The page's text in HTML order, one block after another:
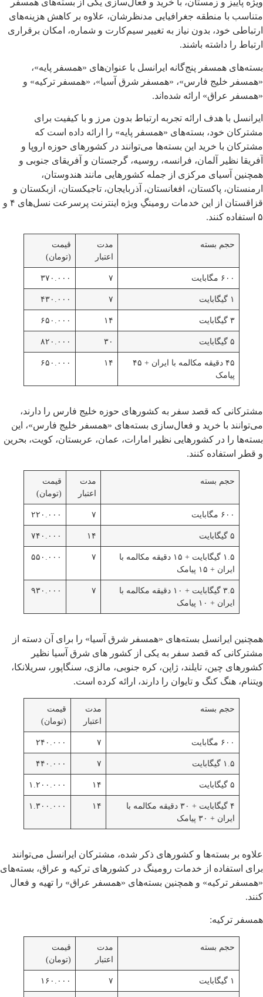
ویژه پاییز و زمستان، با خرید و فعال‌سازی یکی از بسته‌های همسفر
متناسب با منطقه جغرافیایی مدنظرشان، علاوه بر کاهش هزینه‌های
ارتباطی خود، بدون نیاز به تغییر سیم‌کارت و شماره، امکان برقراری
ارتباط را داشته باشند.
بسته‌های همسفر پنج‌گانه ایرانسل با عنوان‌های «همسفر پایه»،
«همسفر خلیج فارس»، «همسفر شرق آسیا»، «همسفر ترکیه» و
«همسفر عراق» ارائه شده‌اند.
ایرانسل با هدف ارائه تجربه ارتباط بدون مرز و با کیفیت برای
مشترکان خود، بسته‌های «همسفر پایه» را ارائه داده است که
مشترکان با خرید این بسته‌ها می‌توانند در کشورهای حوزه اروپا و
آفریقا نظیر آلمان، فرانسه، روسیه، گرجستان و آفریقای جنوبی و
همچنین آسیای مرکزی از جمله کشورهایی مانند هندوستان،
ارمنستان، پاکستان، افغانستان، آذربایجان، تاجیکستان، ازبکستان و
قزاقستان از این خدمات رومینگِ ویژه اینترنت پرسرعت نسل‌های ۴ و
۵ استفاده کنند.
حجم بسته
مدت
اعتبار
قیمت
(تومان)
۶۰۰ مگابایت ۷ ۳۷۰.۰۰۰
۱ گیگابایت ۷ ۴۳۰.۰۰۰
۳ گیگابایت ۱۴ ۶۵۰.۰۰۰
۵ گیگابایت ۳۰ ۸۲۰.۰۰۰
۴۵ دقیقه مکالمه با ایران + ۴۵
پیامک
۱۴ ۶۵۰.۰۰۰
مشترکانی که قصد سفر به کشورهای حوزه خلیج فارس را دارند،
می‌توانند با خرید و فعال‌سازی بسته‌های «همسفر خلیج فارس»، این
بسته‌ها را در کشورهایی نظیر امارات، عمان، عربستان، کویت، بحرین
و قطر استفاده کنند.
حجم بسته
مدت
اعتبار
قیمت
(تومان)
۶۰۰ مگابایت ۷ ۲۲۰.۰۰۰
۵ گیگابایت ۱۴ ۷۴۰.۰۰۰
۱.۵ گیگابایت + ۱۵ دقیقه مکالمه با
ایران + ۱۵ پیامک
۷ ۵۵۰.۰۰۰
۳.۵ گیگابایت + ۱۰ دقیقه مکالمه با
ایران + ۱۰ پیامک
۷ ۹۳۰.۰۰۰
همچنین ایرانسل بسته‌های «همسفر شرق آسیا» را برای آن دسته از
مشترکانی که قصد سفر به یکی از کشور های شرق آسیا نظیر
کشورهای چین، تایلند، ژاپن، کره جنوبی، مالزی، سنگاپور، سریلانکا،
ویتنام، هنگ کنگ و تایوان را دارند، ارائه کرده است.
حجم بسته
مدت
اعتبار
قیمت
(تومان)
۶۰۰ مگابایت ۷ ۲۴۰.۰۰۰
۱.۵ گیگابایت ۷ ۴۴۰.۰۰۰
۵ گیگابایت ۱۴ ۱.۲۰۰.۰۰۰
۴ گیگابایت + ۳۰ دقیقه مکالمه با
ایران + ۳۰ پیامک
۱۴ ۱.۳۰۰.۰۰۰
علاوه بر بسته‌ها و کشورهای ذکر شده، مشترکان ایرانسل می‌توانند
برای استفاده از خدمات رومینگ در کشورهای ترکیه و عراق، بسته‌های
«همسفر ترکیه» و همچنین بسته‌های «همسفر عراق» را تهیه و فعال
کنند.
همسفر ترکیه:
حجم بسته
مدت
اعتبار
قیمت
(تومان)
۱ گیگابایت ۷ ۱۶۰.۰۰۰